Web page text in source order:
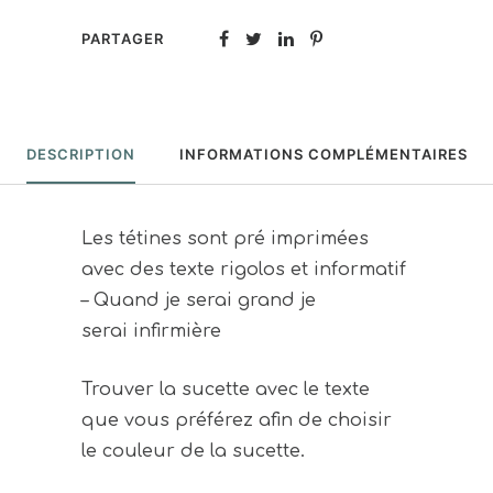
PARTAGER
DESCRIPTION INFORMATIONS COMPLÉMENTAIRES
Les tétines sont pré imprimées
avec des texte rigolos et informatif
– Quand je serai grand je
serai infirmière
Trouver la sucette avec le texte
que vous préférez afin de choisir
le couleur de la sucette.